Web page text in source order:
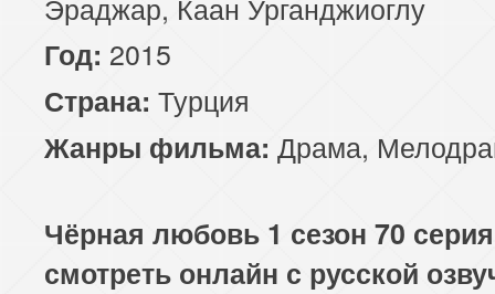
105 серия
109 серия
110 серия
113 серия
114 серия
Год: 2015
Страна: Турция
Жанры фильма: Драма,
Чёрная любовь 1 сезон 70 серия
смотреть онлайн с русской